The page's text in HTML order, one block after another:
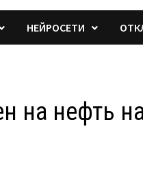
НЕЙРОСЕТИ
на нефть